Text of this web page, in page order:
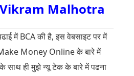
Vikram Malhotra
में BCA की है, इस वेबसाइट पर में
Money Online के बारे में
साथ ही मुझे न्यू टेक के बारे में पढना